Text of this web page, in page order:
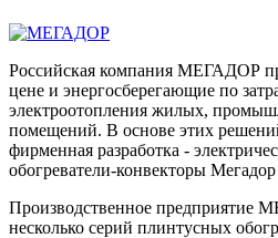
Российская компания МЕГАДОР
цене и энергосберегающие по
электроотопления жилых,
помещений. В основе этих
фирменная разработка -
обогреватели-конвекторы
Производственное предприятие
несколько серий плинтусных